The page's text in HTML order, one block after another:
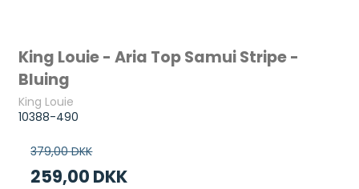
King Louie - Aria Top Samui Stripe -
Bluing
King Louie
10388-490
379,00 DKK
259,00 DKK